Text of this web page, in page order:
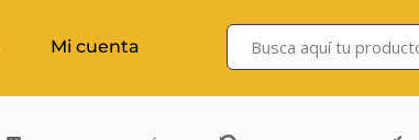
Mi cuenta